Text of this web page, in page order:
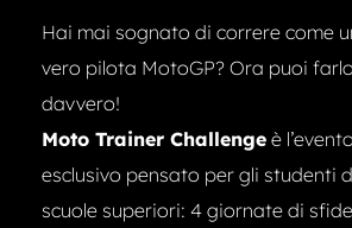
Hai mai sognato di correre come
vero pilota MotoGP? Ora puoi farlo
davvero!
Moto Trainer Challenge è l’evento
esclusivo pensato per gli studenti
scuole superiori: 4 giornate di